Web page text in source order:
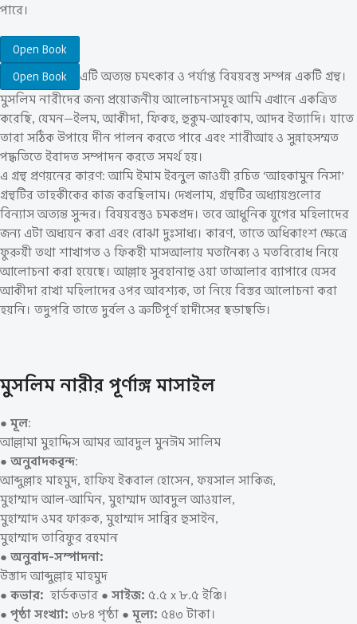
পারে।
Open Book
Open Book
এটি অত্যন্ত চমৎকার ও পর্যাপ্ত বিষয়বস্তু সম্পন্ন একটি গ্রন্থ।
মুসলিম নারীদের জন্য প্রয়োজনীয় আলোচনাসমূহ আমি এখানে একত্রিত
করেছি, যেমন—ইলম, আকীদা, ফিকহ, হুকুম-আহকাম, আদব ইত্যাদি। যাতে
তারা সঠিক উপায়ে দীন পালন করতে পারে এবং শারীআহ ও সুন্নাহসম্মত
পদ্ধতিতে ইবাদত সম্পাদন করতে সমর্থ হয়।
এ গ্রন্থ প্রণয়নের কারণ: আমি ইমাম ইবনুল জাওযী রচিত ‘আহকামুন নিসা’
গ্রন্থটির তাহকীকের কাজ করছিলাম। দেখলাম, গ্রন্থটির অধ্যায়গুলোর
বিন্যাস অত্যন্ত সুন্দর। বিষয়বস্তুও চমকপ্রদ। তবে আধুনিক যুগের মহিলাদের
জন্য এটা অধ্যয়ন করা এবং বোঝা দুঃসাধ্য। কারণ, তাতে অধিকাংশ ক্ষেত্রে
ফুরুয়ী তথা শাখাগত ও ফিকহী মাসআলায় মতানৈক্য ও মতবিরোধ নিয়ে
আলোচনা করা হয়েছে। আল্লাহ সুবহানাহু ওয়া তাআলার ব্যাপারে যেসব
আকীদা রাখা মহিলাদের ওপর আবশ্যক, তা নিয়ে বিস্তর আলোচনা করা
হয়নি। তদুপরি তাতে দুর্বল ও ত্রুটিপূর্ণ হাদীসের ছড়াছড়ি।
মুসলিম নারীর পূর্ণাঙ্গ মাসাইল
● মূল:
আল্লামা মুহাদ্দিস আমর আবদুল মুনঈম সালিম
● অনুবাদকবৃন্দ:
আব্দুল্লাহ মাহমুদ, হাফিয ইকবাল হোসেন, ফয়সাল সাকিজ,
মুহাম্মাদ আল-আমিন, মুহাম্মাদ আবদুল আওয়াল,
মুহাম্মাদ ওমর ফারুক, মুহাম্মাদ সাব্বির হুসাইন,
মুহাম্মাদ তারিফুর রহমান
● অনুবাদ-সম্পাদনা:
উস্তাদ আব্দুল্লাহ মাহমুদ
● কভার: হার্ডকভার ● সাইজ: ৫.৫ x ৮.৫ ইঞ্চি।
● পৃষ্ঠা সংখ্যা: ৩৮৪ পৃষ্ঠা ● মূল্য: ৫৪৩ টাকা।